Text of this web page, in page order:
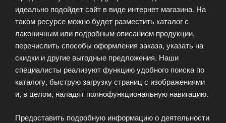
идеально подойдет сайт в виде интернет магазина. На
таком ресурсе можно будет разместить каталог с
лаконичным или подробным описанием продукции,
перечислить способы оформления заказа, указать на
скидки и другие выгодные предложения. Наши
специалисты реализуют функцию удобного поиска по
каталогу, быструю загрузку страниц с изображениями
и, в целом, наладят полнофункциональную навигацию.
Предоставить подробную информацию о деятельности